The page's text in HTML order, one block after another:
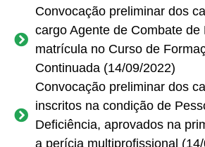
Convocação preliminar dos
cargo Agente de Combate de
matrícula no Curso de
Continuada (14/09/2022)
Convocação preliminar dos
inscritos na condição de
Deficiência, aprovados na
a perícia multiprofissional